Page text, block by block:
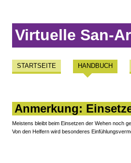
Virtuelle San-
STARTSEITE HANDBUCH
Anmerkung:
Meistens bleibt beim Einsetzen der Wehen noch
Von den Helfern wird besonderes